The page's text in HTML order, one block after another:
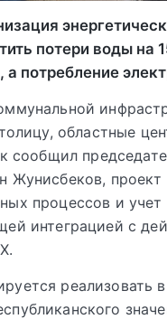
потери воды на
потребление
областные
сообщил
проект
процессов и
интеграцией с
реализовать